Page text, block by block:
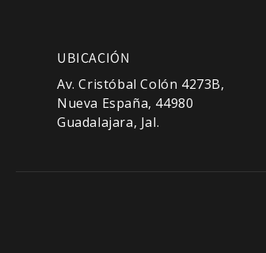
UBICACIÓN
Av. Cristóbal Colón 4273B,
Nueva España, 44980
Guadalajara, Jal.